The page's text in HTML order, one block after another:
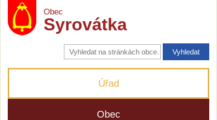
Obec
Syrovátka
Vyhledávání
na
stránkách
Úřad
Obec